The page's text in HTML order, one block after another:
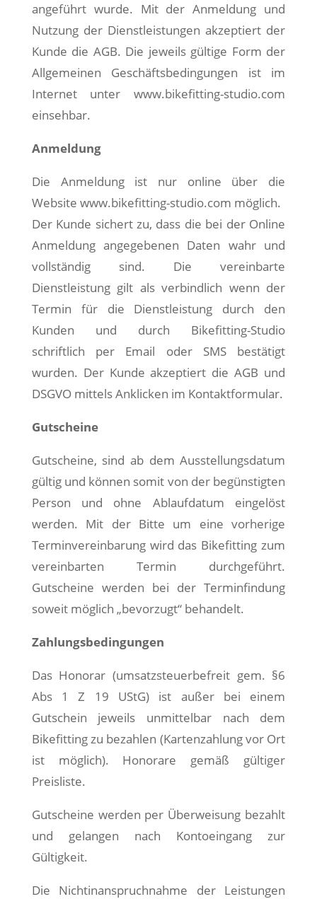
angeführt wurde. Mit der Anmeldung und
Nutzung der Dienstleistungen akzeptiert der
Kunde die AGB. Die jeweils gültige Form der
Allgemeinen Geschäftsbedingungen ist im
Internet unterwww.bikefitting-studio.com
einsehbar.
Anmeldung
Die Anmeldung ist nur online über die
Website www.bikefitting-studio.com möglich.
Der Kunde sichert zu, dass die bei der Online
Anmeldung angegebenen Daten wahr und
vollständig sind. Die vereinbarte
Dienstleistung gilt als verbindlich wenn der
Termin für die Dienstleistung durch den
Kunden und durch Bikefitting-Studio
schriftlich per Email oder SMS bestätigt
wurden. Der Kunde akzeptiert die AGB und
DSGVO mittels Anklicken im Kontaktformular.
Gutscheine
Gutscheine, sind ab dem Ausstellungsdatum
gültig und können somit von der begünstigten
Person und ohne Ablaufdatum eingelöst
werden. Mit der Bitte um eine vorherige
Terminvereinbarung wird das Bikefitting zum
vereinbarten Termin durchgeführt.
Gutscheine werden bei der Terminfindung
soweit möglich „bevorzugt“ behandelt.
Zahlungsbedingungen
Das Honorar (umsatzsteuerbefreit gem. §6
Abs 1 Z 19 UStG) ist außer bei einem
Gutschein jeweils unmittelbar nach dem
Bikefitting zu bezahlen (Kartenzahlung vor Ort
ist möglich). Honorare gemäß gültiger
Preisliste.
Gutscheine werden per Überweisung bezahlt
und gelangen nach Kontoeingang zur
Gültigkeit.
Die Nichtinanspruchnahme der Leistungen